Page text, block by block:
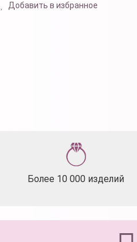
Добавить в избранное
Более 10 000 изделий